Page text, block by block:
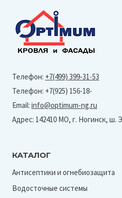
9003-
0,45
мм)
профиля
R
Телефон: +7(499) 399-31-53
Телефон: +7(925) 156-18-
Email: info@optimum-ng.ru
Адрес: 142410 МО, г. Ногинск, ш.
КАТАЛОГ
Антисептики и огнебиозащита
Водосточные системы